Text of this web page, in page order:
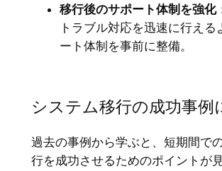
移行後のサポート体制を強化
トラブル対応を迅速に行える
ート体制を事前に整備。
システム移行の成功事例
過去の事例から学ぶと、短期間で
行を成功させるためのポイントが